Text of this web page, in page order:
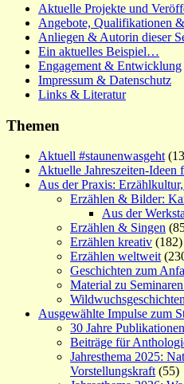
Aktuelle Projekte und
Angebote, Qualifikationen
Anliegen & Autorin dieser
Ein aktuelles Beispiel…
Engagement & Entwicklung
Impressum & Datenschutz
Links & Literatur
Themen
Aktuell #staunenwasgeht
Aktuelle Jahreszeiten-Ideen
Aus der Praxis:
Erzählen & Bilder:
Aus der
Erzählen & Singen
Erzählen kreativ (182)
Erzählen weltweit
Geschichten zum
Material zu
Wildwuchsgeschichten
Ausgewählte Impulse zum
30 Jahre
Beiträge für
Jahresthema 2025:
Vorstellungskraft (55)